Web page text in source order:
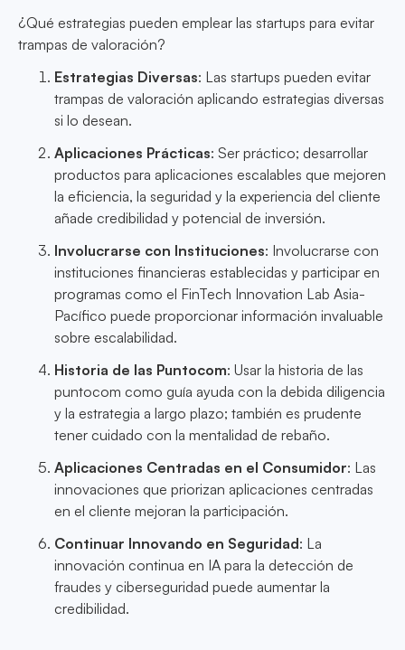
¿Qué estrategias pueden emplear las startups para evitar
trampas de valoración?
Estrategias Diversas: Las startups pueden evitar
trampas de valoración aplicando estrategias diversas
si lo desean.
Aplicaciones Prácticas: Ser práctico; desarrollar
productos para aplicaciones escalables que mejoren
la eficiencia, la seguridad y la experiencia del cliente
añade credibilidad y potencial de inversión.
Involucrarse con Instituciones: Involucrarse con
instituciones financieras establecidas y participar en
programas como el FinTech Innovation Lab Asia-
Pacífico puede proporcionar información invaluable
sobre escalabilidad.
Historia de las Puntocom: Usar la historia de las
puntocom como guía ayuda con la debida diligencia
y la estrategia a largo plazo; también es prudente
tener cuidado con la mentalidad de rebaño.
Aplicaciones Centradas en el Consumidor: Las
innovaciones que priorizan aplicaciones centradas
en el cliente mejoran la participación.
Continuar Innovando en Seguridad: La
innovación continua en IA para la detección de
fraudes y ciberseguridad puede aumentar la
credibilidad.